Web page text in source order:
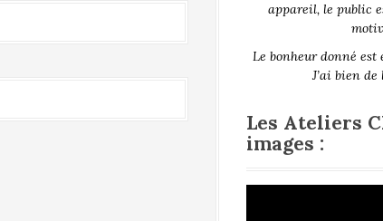
appareil, le public
Le bonheur donné est
J’ai bien
Les Ateliers
images :